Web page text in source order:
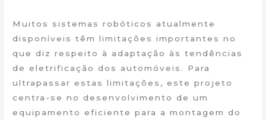
Muitos sistemas robóticos atualmente
disponíveis têm limitações importantes no
que diz respeito à adaptação às tendências
de eletrificação dos automóveis. Para
ultrapassar estas limitações, este projeto
centra-se no desenvolvimento de um
equipamento eficiente para a montagem do